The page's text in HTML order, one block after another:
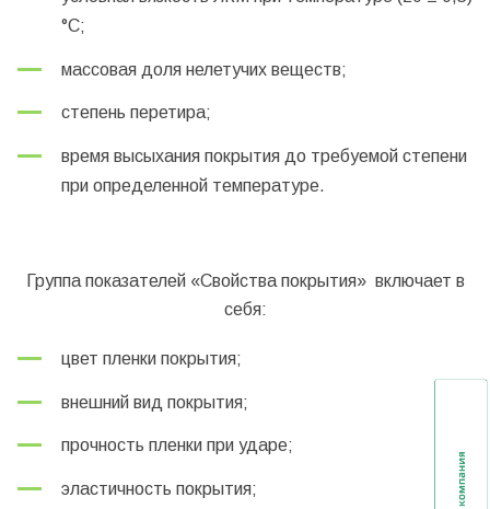
°С;
массовая доля нелетучих веществ;
степень перетира;
время высыхания покрытия до требуемой степени
при определенной температуре.
Группа показателей «Свойства покрытия» включает в
себя:
цвет пленки покрытия;
внешний вид покрытия;
прочность пленки при ударе;
эластичность покрытия;